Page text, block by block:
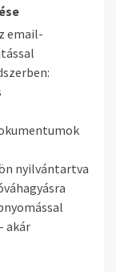
email-
nyilvántartva
akár